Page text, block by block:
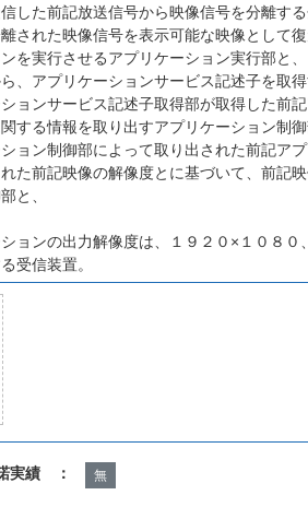
した前記放送信号から映像信号を分離する
された映像信号を表示可能な映像として復
を実行させるアプリケーション実行部と、
、アプリケーションサービス記述子を取
ョンサービス記述子取得部が取得した前
する情報を取り出すアプリケーション制御
ョン制御部によって取り出された前記ア
た前記映像の解像度とに基づいて、前記
と、
ョンの出力解像度は、１９２０×１０８
受信装置。
実績 ： 無